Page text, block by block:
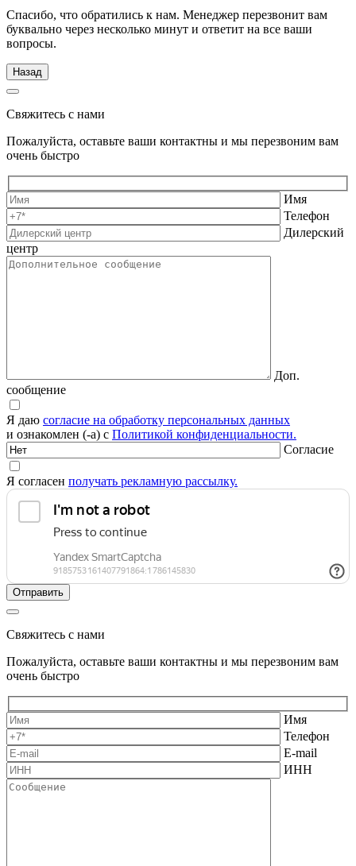
Спасибо, что обратились к нам. Менеджер перезвонит вам
буквально через несколько минут и ответит на все ваши
вопросы.
Назад
Свяжитесь с нами
Пожалуйста, оставьте ваши контактны и мы перезвоним вам
очень быстро
Имя
Телефон
Дилерский
центр
Доп.
сообщение
Я даю согласие на обработку персональных данных
и ознакомлен (-а) с Политикой конфиденциальности.
Согласие
Я согласен получать рекламную рассылку.
Свяжитесь с нами
Пожалуйста, оставьте ваши контактны и мы перезвоним вам
очень быстро
Имя
Телефон
E-mail
ИНН